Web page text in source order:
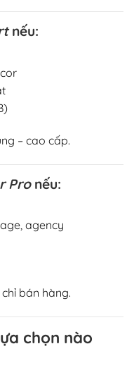
nếu:
– cao cấp.
Pronếu:
agency
bán hàng.
chọn nào